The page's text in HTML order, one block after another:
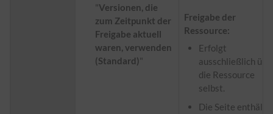
"Versionen, die
zum Zeitpunkt der
Freigabe aktuell
waren, verwenden
(Standard)"
Freigabe der
Ressource:
Erfolgt
ausschließlich
die Ressource
selbst.
Die Seite enthält